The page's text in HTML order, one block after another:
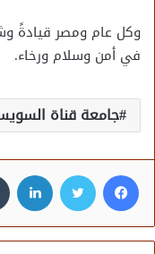
وكل عام ومصر قيادةً
في أمن وسلام ورخاء.
جامعة قناة
فيسبوك تويتر